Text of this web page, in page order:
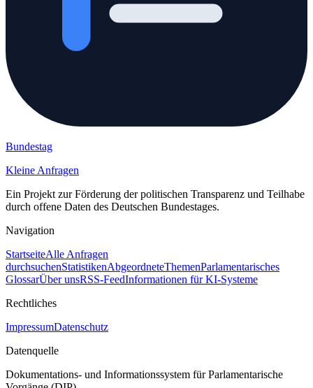
Bundestag
Kleine Anfragen
Ein Projekt zur Förderung der politischen Transparenz und Teilhabe
durch offene Daten des Deutschen Bundestages.
Navigation
StartseiteAlle Anfragen
durchsuchenStatistikenAbgeordneteThemenParlamentarisches
GlossarÜber unsRSS-FeedInformationen für KI-Systeme
Rechtliches
ImpressumDatenschutz
Datenquelle
Dokumentations- und Informationssystem für Parlamentarische